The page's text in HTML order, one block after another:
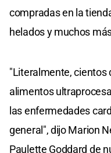
compradas en la
helados y muchos
"Literalmente, cientos
alimentos
las enfermedades
general", dijo Marion
Paulette Goddard de